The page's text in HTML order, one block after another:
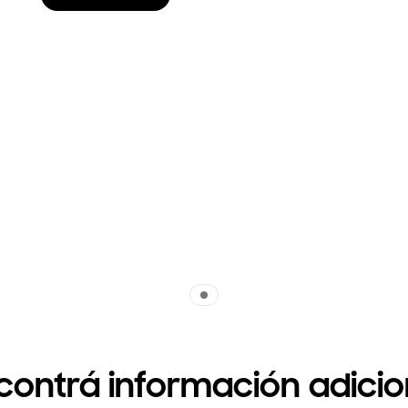
información